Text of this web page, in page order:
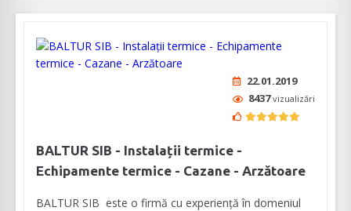
22.01.2019
8437vizualizări
BALTUR SIB - Instalații termice -
Echipamente termice - Cazane - Arzătoare
BALTUR SIB este o firmă cu experiență în domeniul